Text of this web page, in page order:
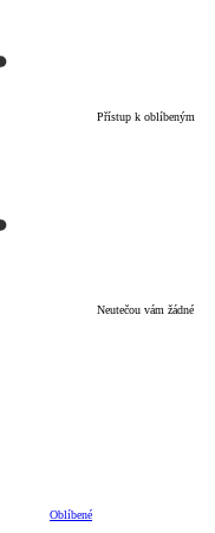
Přístup k oblíbeným
Neutečou vám žádné
Oblíbené